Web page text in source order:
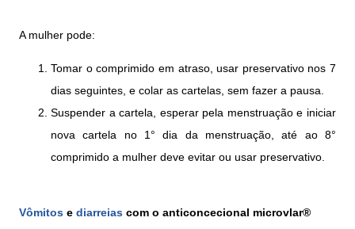
A mulher pode:
Tomar o comprimido em atraso, usar preservativo nos 7
dias seguintes, e colar as cartelas, sem fazer a pausa.
Suspender a cartela, esperar pela menstruação e iniciar
nova cartela no 1° dia da menstruação, até ao 8°
comprimido a mulher deve evitar ou usar preservativo.
Vômitos e diarreias com o anticoncecional microvlar®